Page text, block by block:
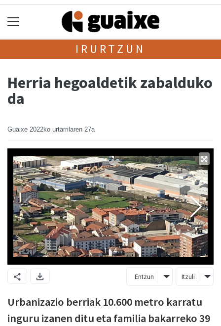
IRURTZUN
Herria hegoaldetik zabalduko
da
Guaixe 2022ko urtarrilaren 27a
Entzun Itzuli
Urbanizazio berriak 10.600 metro karratu
inguru izanen ditu eta familia bakarreko 39